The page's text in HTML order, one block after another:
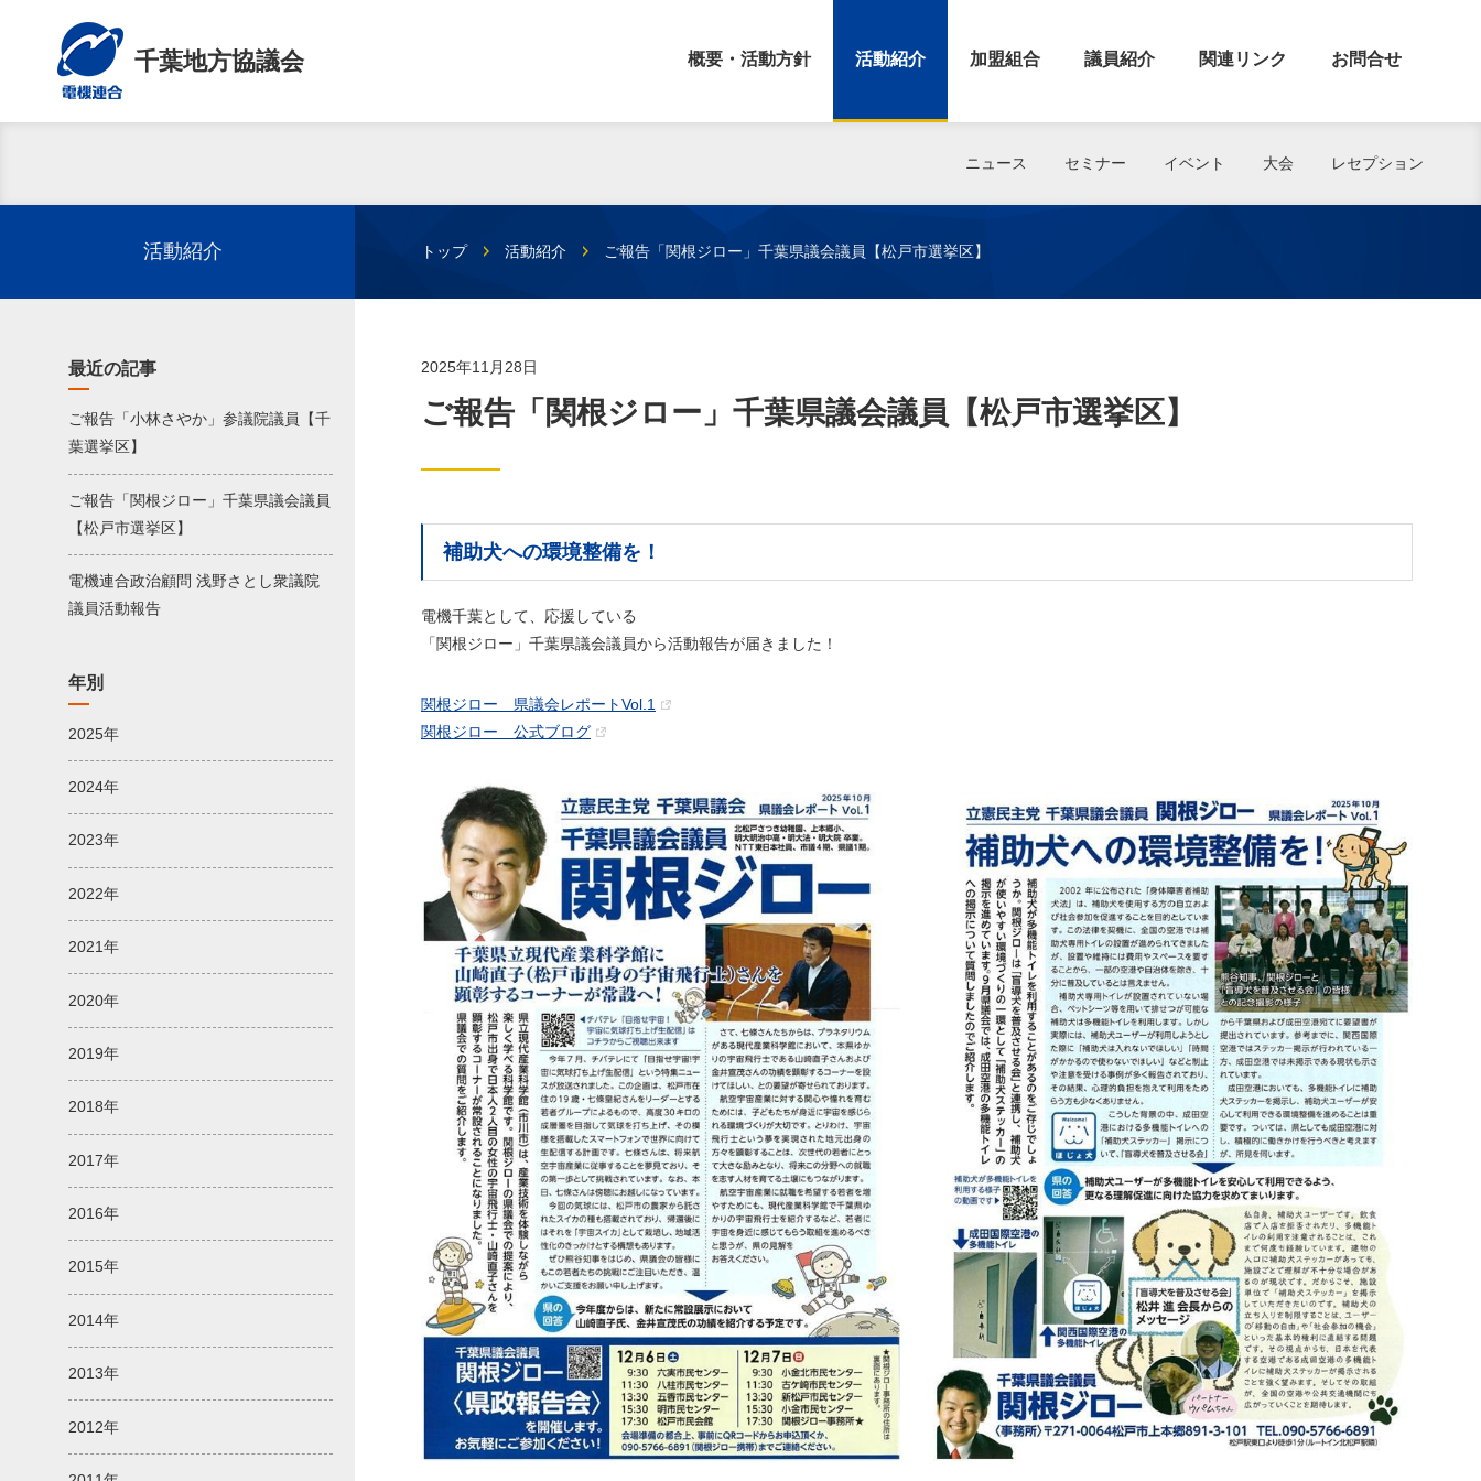
千葉地方協議会 概要・活動方針 活動紹介 加盟組合 議員紹介 関連リンク お問合せ
ニュース セミナー イベント 大会 レセプション
トップ 活動紹介 ご報告「関根ジロー」千葉県議会議員【松戸市選挙区】
活動紹介
2025年11月28日
ご報告「関根ジロー」千葉県議会議員【松戸市選挙区】
補助犬への環境整備を！
電機千葉として、応援している
「関根ジロー」千葉県議会議員から活動報告が届きました！
関根ジロー 県議会レポートVol.1
関根ジロー 公式ブログ
最近の記事
ご報告「小林さやか」参議院議員【千
葉選挙区】
ご報告「関根ジロー」千葉県議会議員
【松戸市選挙区】
電機連合政治顧問 浅野さとし衆議院
議員活動報告
年別
2025年
2024年
2023年
2022年
2021年
2020年
2019年
2018年
2017年
2016年
2015年
2014年
2013年
2012年